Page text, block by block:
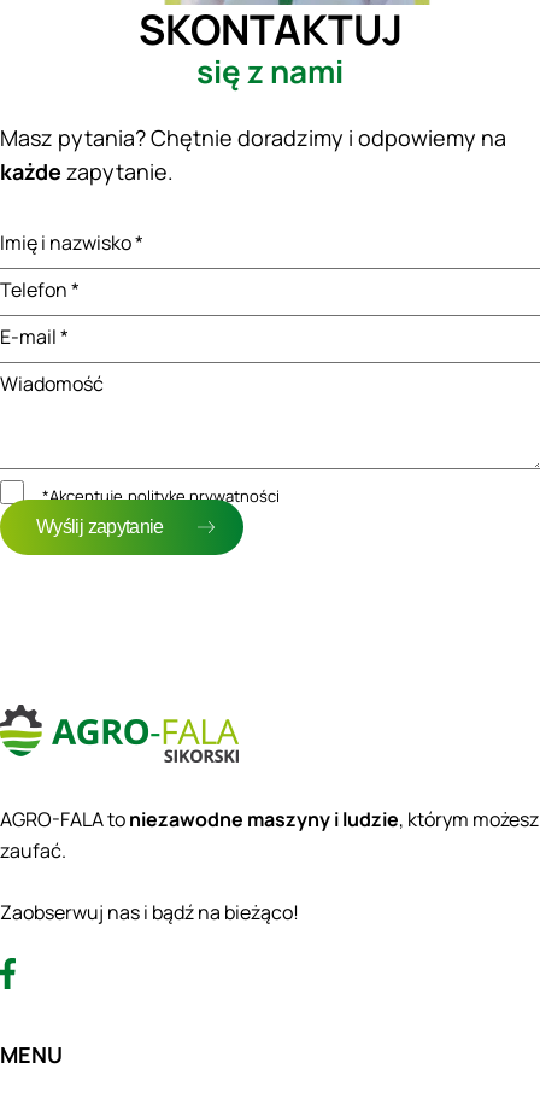
SKONTAKTUJ
się z nami
Masz pytania? Chętnie doradzimy i odpowiemy na
każde zapytanie.
Imię i nazwisko *
Telefon *
E-mail *
Wiadomość
*Akceptuję politykę prywatności
AGRO-FALA toniezawodne maszyny i ludzie, którym możesz
zaufać.
Zaobserwuj nas i bądź na bieżąco!
MENU